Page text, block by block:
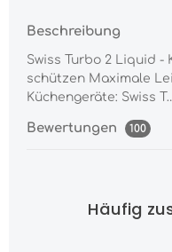
Beschreibung
Swiss Turbo 2 Liquid -
schützen Maximale
Küchengeräte: Swiss
Bewertungen 100
Häufig